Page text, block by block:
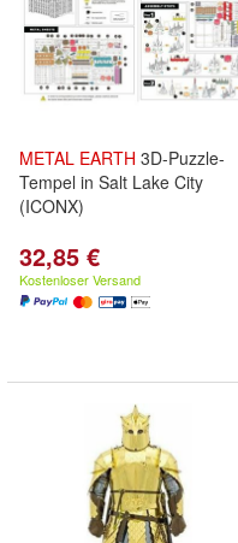
METAL EARTH 3D-Puzzle-
Tempel in Salt Lake City
(ICONX)
32,85 €
Kostenloser Versand